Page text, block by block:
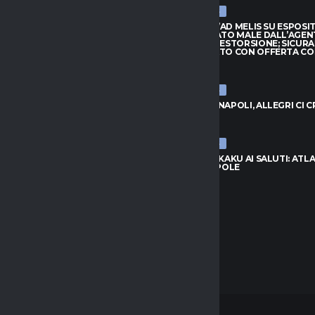
ULTIME NEWS
CAGLIARI, L’AD MELIS SU
“CONSIGLIATO MALE
QUASI UNA ESTORSIONE;
SUL MERCATO CON OFFERTA
ULTIME NEWS
VLAHOVIC-NAPOLI, ALLEGRI CI
ULTIME NEWS
NAPOLI, LUKAKU AI SALUTI:
UNITED IN POLE